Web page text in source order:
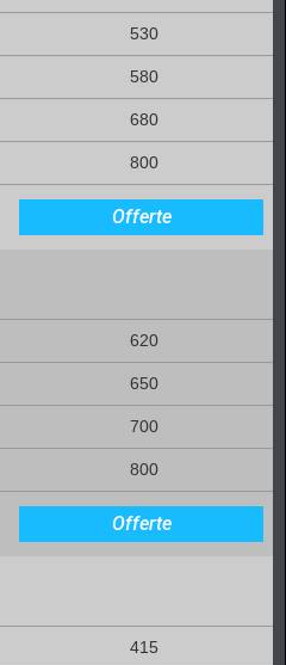
530
580
680
800
Offerte
620
650
700
800
Offerte
415